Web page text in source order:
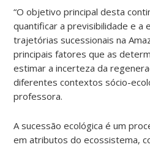
“O objetivo principal desta
quantificar a previsibilidade e a
trajetórias sucessionais na
principais fatores que as
estimar a incerteza da
diferentes contextos sócio-
professora.
A sucessão ecológica é um
em atributos do ecossistema,